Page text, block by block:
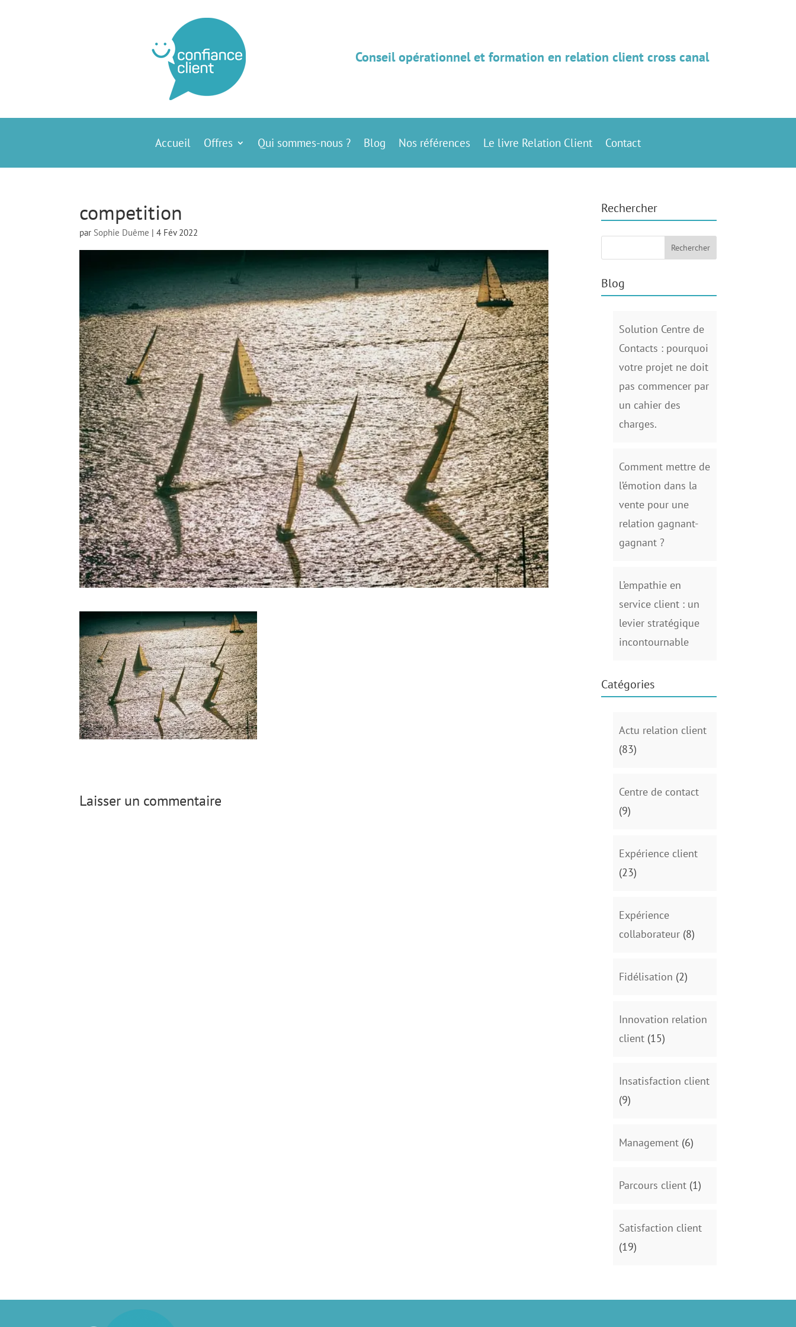
Conseil opérationnel et formation en relation client cross canal
Accueil Offres Qui sommes-nous ? Blog Nos références Le livre Relation Client Contact
competition
par Sophie Duême |4 Fév 2022
Laisser un commentaire
Rechercher
Blog
Solution Centre de
Contacts : pourquoi
votre projet ne doit
pas commencer par
un cahier des
charges.
Comment mettre de
l’émotion dans la
vente pour une
relation gagnant-
gagnant ?
L’empathie en
service client : un
levier stratégique
incontournable
Catégories
Actu relation client
(83)
Centre de contact
(9)
Expérience client
(23)
Expérience
collaborateur (8)
Fidélisation (2)
Innovation relation
client (15)
Insatisfaction client
(9)
Management (6)
Parcours client (1)
Satisfaction client
(19)